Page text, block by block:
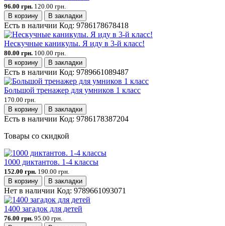
96.00 грн. 120.00 грн.
В корзину
В закладки
Есть в наличии Код: 9786178678418
Нескучные каникулы. Я иду в 3-й класс!
80.00 грн. 100.00 грн.
В корзину
В закладки
Есть в наличии Код: 9789661089487
Большой тренажер для умников 1 класс
170.00 грн.
В корзину
В закладки
Есть в наличии Код: 9786178387204
Товары со скидкой
1000 диктантов. 1-4 классы
152.00 грн. 190.00 грн.
В корзину
В закладки
Нет в наличии Код: 9789661093071
1400 загадок для детей
76.00 грн. 95.00 грн.